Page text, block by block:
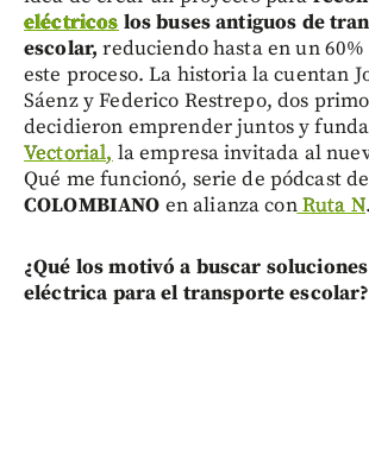
eléctricos los buses antiguos de
escolar, reduciendo hasta en un 60%
este proceso. La historia la cuentan
Sáenz y Federico Restrepo, dos
decidieron emprender juntos y
Vectorial, la empresa invitada al
Qué me funcionó, serie de pódcast de
COLOMBIANO en alianza conRuta N.
¿Qué los motivó a buscar
eléctrica para el transporte escolar?